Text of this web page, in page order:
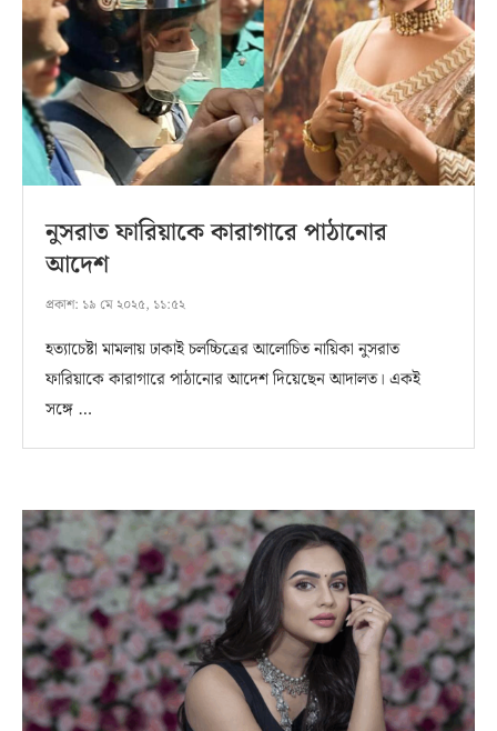
নুসরাত ফারিয়াকে কারাগারে পাঠানোর
আদেশ
প্রকাশ: ১৯ মে ২০২৫, ১১:৫২
হত্যাচেষ্টা মামলায় ঢাকাই চলচ্চিত্রের আলোচিত নায়িকা নুসরাত
ফারিয়াকে কারাগারে পাঠানোর আদেশ দিয়েছেন আদালত। একই
সঙ্গে …